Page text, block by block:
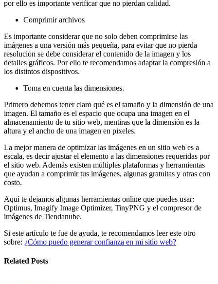
por ello es importante verificar que no pierdan calidad.
Comprimir archivos
Es importante considerar que no solo deben comprimirse las
imágenes a una versión más pequeña, para evitar que no pierda
resolución se debe considerar el contenido de la imagen y los
detalles gráficos. Por ello te recomendamos adaptar la compresión a
los distintos dispositivos.
Toma en cuenta las dimensiones.
Primero debemos tener claro qué es el tamaño y la dimensión de una
imagen. El tamaño es el espacio que ocupa una imagen en el
almacenamiento de tu sitio web, mentiras que la dimensión es la
altura y el ancho de una imagen en pixeles.
La mejor manera de optimizar las imágenes en un sitio web es a
escala, es decir ajustar el elemento a las dimensiones requeridas por
el sitio web. Además existen múltiples plataformas y herramientas
que ayudan a comprimir tus imágenes, algunas gratuitas y otras con
costo.
Aquí te dejamos algunas herramientas online que puedes usar:
Optimus, Imagify Image Optimizer, TinyPNG y el compresor de
imágenes de Tiendanube.
Si este artículo te fue de ayuda, te recomendamos leer este otro
sobre: ¿Cómo puedo generar confianza en mi sitio web?
Related Posts